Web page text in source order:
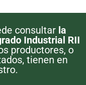
consultar la
Industrial RII
productores, o
tienen en